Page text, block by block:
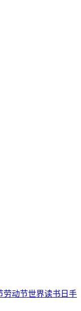
劳动节世界读书日 手